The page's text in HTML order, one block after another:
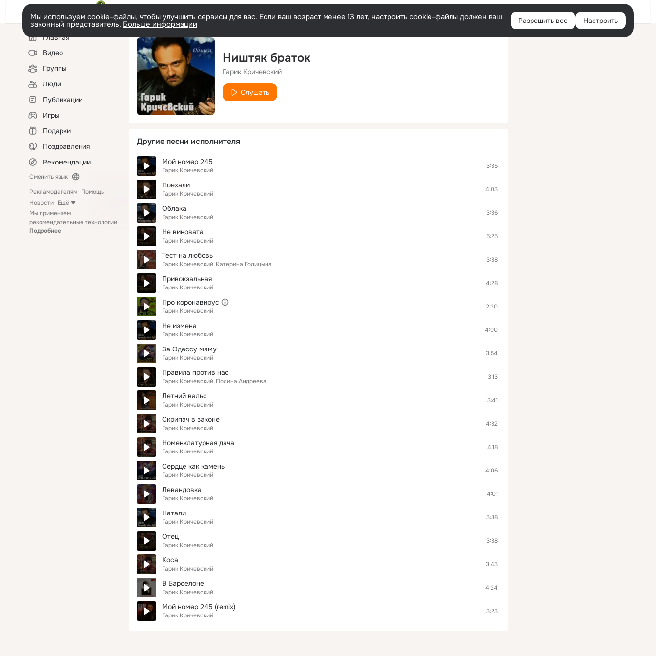
Войти
Мы используем cookie-файлы, чтобы улучшить сервисы для вас. Если ваш возраст менее 13 лет, настроить cookie-файлы должен ваш
законный представитель. Больше информации Разрешить все Настроить
Левая
колонкаГлавная
Видео
Группы
Люди
Публикации
Игры
Подарки
Поздравления
Рекомендации
Сменить язык
Рекламодателям Помощь
Новости Ещё
Мы применяем
рекомендательные технологии
Подробнее
Ништяк браток
Гарик Кричевский
Слушать
Другие песни исполнителя
Мой номер 245
Гарик Кричевский
3:35
Поехали
Гарик Кричевский
4:03
Облака
Гарик Кричевский
3:36
Не виновата
Гарик Кричевский
5:25
Тест на любовь
Гарик Кричевский Катерина Голицына
3:38
Привокзальная
Гарик Кричевский
4:28
Про коронавирус
Гарик Кричевский
2:20
Не измена
Гарик Кричевский
4:00
За Одессу маму
Гарик Кричевский
3:54
Правила против нас
Гарик Кричевский Полина Андреева
3:13
Летний вальс
Гарик Кричевский
3:41
Скрипач в законе
Гарик Кричевский
4:32
Номенклатурная дача
Гарик Кричевский
4:18
Сердце как камень
Гарик Кричевский
4:06
Левандовка
Гарик Кричевский
4:01
Натали
Гарик Кричевский
3:38
Отец
Гарик Кричевский
3:38
Коса
Гарик Кричевский
3:43
В Барселоне
Гарик Кричевский
4:24
Мой номер 245 (remix)
Гарик Кричевский
3:23